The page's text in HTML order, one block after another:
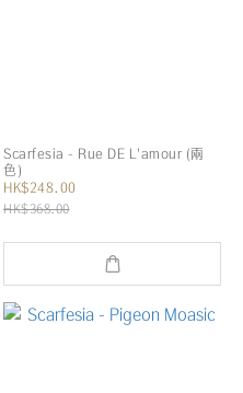
Scarfesia - Rue DE L'amour (兩
色)
HK$248.00
HK$368.00